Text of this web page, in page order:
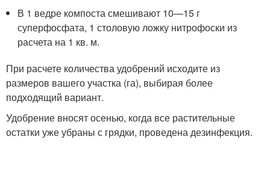
В 1 ведре компоста смешивают 10—15 г
суперфосфата, 1 столовую ложку нитрофоски из
расчета на 1 кв. м.
При расчете количества удобрений исходите из
размеров вашего участка (га), выбирая более
подходящий вариант.
Удобрение вносят осенью, когда все растительные
остатки уже убраны с грядки, проведена дезинфекция.